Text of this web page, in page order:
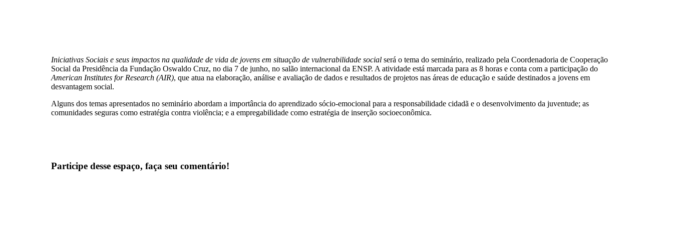
Iniciativas Sociais e seus impactos na qualidade de vida de jovens em situação de vulnerabilidade social será o tema do seminário, realizado pela Coordenadoria de Cooperação
Social da Presidência da Fundação Oswaldo Cruz, no dia 7 de junho, no salão internacional da ENSP. A atividade está marcada para as 8 horas e conta com a participação do
American Institutes for Research (AIR), que atua na elaboração, análise e avaliação de dados e resultados de projetos nas áreas de educação e saúde destinados a jovens em
desvantagem social.
Alguns dos temas apresentados no seminário abordam a importância do aprendizado sócio-emocional para a responsabilidade cidadã e o desenvolvimento da juventude; as
comunidades seguras como estratégia contra violência; e a empregabilidade como estratégia de inserção socioeconômica.
Participe desse espaço, faça seu comentário!